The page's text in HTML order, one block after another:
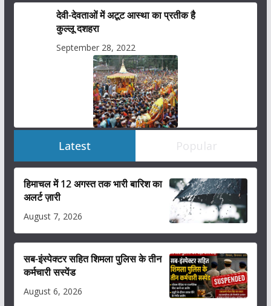
देवी-देवताओं में अटूट आस्था का प्रतीक है
कुल्लू दशहरा
September 28, 2022
Latest Popular
हिमाचल में 12 अगस्त तक भारी बारिश का
अलर्ट ज़ारी
August 7, 2026
सब-इंस्पेक्टर सहित शिमला पुलिस के तीन
कर्मचारी सस्पेंड
August 6, 2026